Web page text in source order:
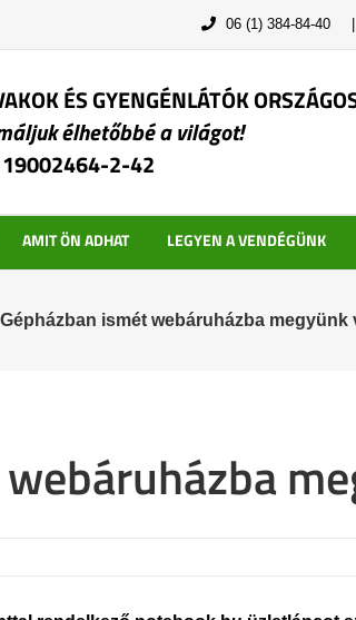
06 (1) 384-84-40
ÉS GYENGÉNLÁTÓK
élhetőbbé a világot!
2-42
AMIT ÖN ADHAT LEGYEN A VENDÉGÜNK
ismét webáruházba megyünk